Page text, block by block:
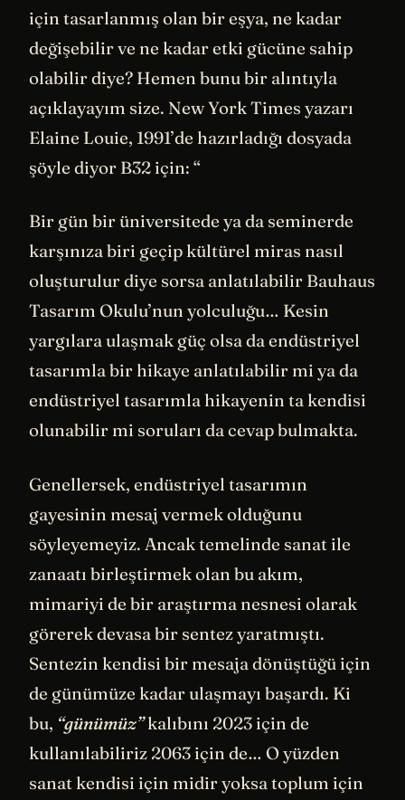
için tasarlanmış olan bir eşya, ne kadar
değişebilir ve ne kadar etki gücüne sahip
olabilir diye? Hemen bunu bir alıntıyla
açıklayayım size. New York Times yazarı
Elaine Louie, 1991’de hazırladığı dosyada
şöyle diyor B32 için: “
Bir gün bir üniversitede ya da seminerde
karşınıza biri geçip kültürel miras nasıl
oluşturulur diye sorsa anlatılabilir Bauhaus
Tasarım Okulu’nun yolculuğu… Kesin
yargılara ulaşmak güç olsa da endüstriyel
tasarımla bir hikaye anlatılabilir mi ya da
endüstriyel tasarımla hikayenin ta kendisi
olunabilir mi soruları da cevap bulmakta.
Genellersek, endüstriyel tasarımın
gayesinin mesaj vermek olduğunu
söyleyemeyiz. Ancak temelinde sanat ile
zanaatı birleştirmek olan bu akım,
mimariyi de bir araştırma nesnesi olarak
görerek devasa bir sentez yaratmıştı.
Sentezin kendisi bir mesaja dönüştüğü için
de günümüze kadar ulaşmayı başardı. Ki
bu, “günümüz”kalıbını 2023 için de
kullanılabiliriz 2063 için de… O yüzden
sanat kendisi için midir yoksa toplum için